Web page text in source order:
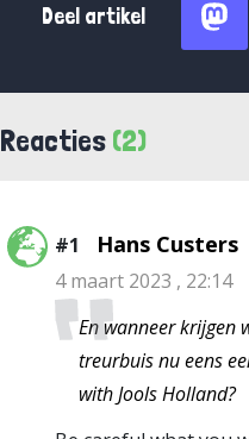
Deel artikel
Reacties (2)
#1 Hans Custers
4 maart 2023 , 22:14
En wanneer krijgen
treurbuis nu eens
with Jools Holland?